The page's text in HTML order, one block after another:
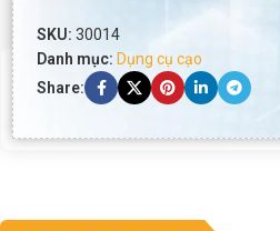
SKU: 30014
Danh mục: Dụng cụ cạo
Share: